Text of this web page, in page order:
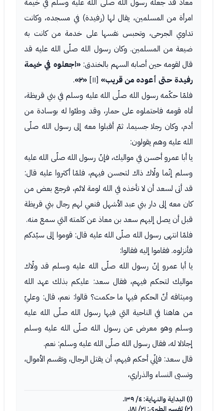
معاذ قد جعله رسول الله صلّى الله عليه وسلم في خيمة
امرأة من المسلمين، يقال لها (رفيدة) في مسجده، وكانت
تداوي الجرحى، وتحبس نفسها على خدمة من كانت به
ضيعة من المسلمين. وكان رسول الله صلّى الله عليه قد
قال لقومه حين أصابه السهم بالخندق: «اجعلوه في خيمة
رفيدة حتى أعوده من قريب» [١١] «٢»
.
فلمّا حكّمه رسول الله صلّى الله عليه وسلم في بني قريظة،
أتاه قومه فاحتملوه على حمار، وقد وطئوا له بوسادة من
أدم، وكان رجلا جسيما، ثمّ أقبلوا معه إلى رسول الله صلّى
الله عليه وهم يقولون:
يا أبا عمرو أحسن في مواليك، فإنّ رسول الله صلّى الله عليه
وسلم إنّما ولّاك ذاك لتحسن فيهم، فلمّا أكثروا عليه قال:
قد أتى لسعد أن لا تأخذه في الله لومة لائم، فرجع بعض من
كان معه إلى دار بني عبد الأشهل فنعي لهم رجال بني قريظة
قبل أن يصل إليهم سعد بن معاذ عن كلمته التي سمع منه.
فلمّا انتهى رسول الله صلّى الله عليه قال: قوموا إلى سيّدكم
فأنزلوه. فقاموا إليه فقالوا:
يا أبا عمرو إنّ رسول الله صلّى الله عليه وسلم قد ولّاك
مواليك لتحكم فيهم، فقال سعد: عليكم بذلك عهد الله
وميثاقه أنّ الحكم فيها ما حكمت؟ قالوا: نعم، قال: وعليّ
من هاهنا في الناحية التي فيها رسول الله صلّى الله عليه
وسلم وهو معرض عن رسول الله صلّى الله عليه وسلم
إجلالا له، فقال رسول الله صلّى الله عليه وسلم: نعم.
قال سعد: فإنّي أحكم فيهم، أن يقتل الرجال، وتقسم الأموال،
وتسبى النساء والذراري،
(١) البداية والنهاية: ٤/ ١٣٩.
(٢) تفسير الطبري: ٢١/ ١٨١.